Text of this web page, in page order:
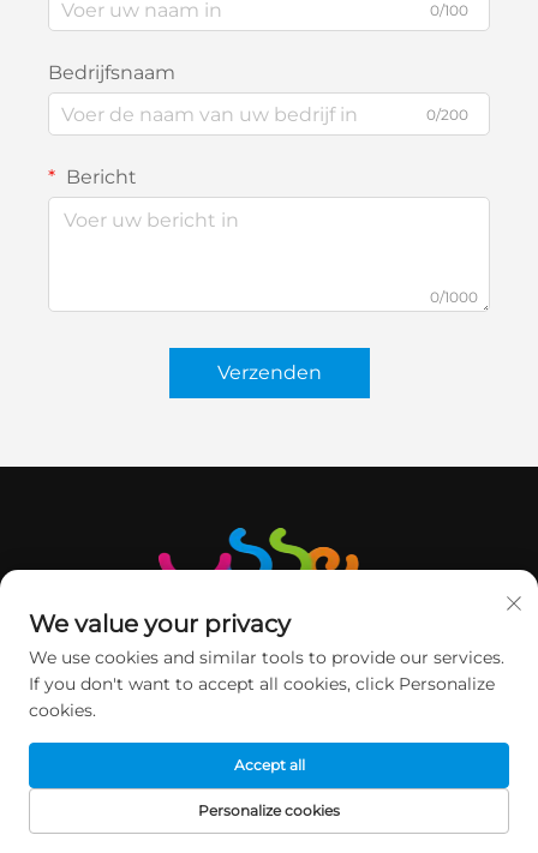
0/100
Bedrijfsnaam
0/200
Bericht
0/1000
Verzenden
2e verdieping, Minqi Science & Technology Park, Nr. 1
Pingshan Road, Xili Street, Nanshan DIST, Shenzhen,
We value your privacy
We use cookies and similar tools to provide our services.
If you don't want to accept all cookies, click Personalize
cookies.
Personalize cookies
Accept all